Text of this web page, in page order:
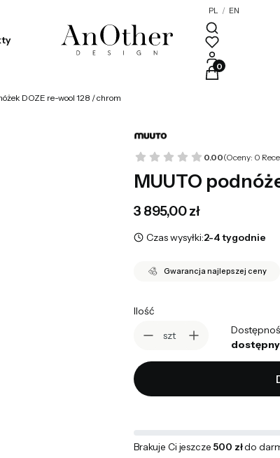
PL / EN
Produkty w
DOZE re-wool 128 / chrom
0.00(Oceny: 0
MUUTO
Cena
3 895,00 zł
Czas wysyłki:2-4 tygodnie
Gwarancja najlepszej ceny
Ilość
szt
Brakuje Ci jeszcze 500 złdo